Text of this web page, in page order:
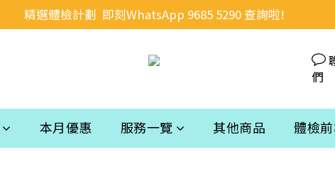
精選體檢計劃  即刻WhatsApp 9685 5290 查詢啦!
們
本月優惠 服務一覽 其他商品 體檢